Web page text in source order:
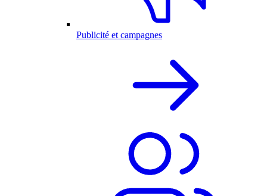
Publicité et campagnes